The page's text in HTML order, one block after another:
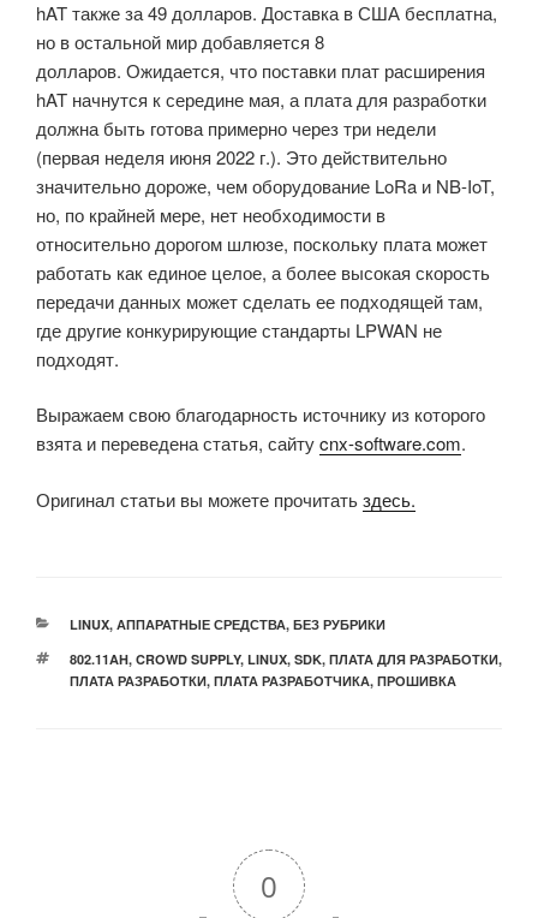
hAT также за 49 долларов. Доставка в США бесплатна,
но в остальной мир добавляется 8
долларов. Ожидается, что поставки плат расширения
hAT начнутся к середине мая, а плата для разработки
должна быть готова примерно через три недели
(первая неделя июня 2022 г.). Это действительно
значительно дороже, чем оборудование LoRa и NB-IoT,
но, по крайней мере, нет необходимости в
относительно дорогом шлюзе, поскольку плата может
работать как единое целое, а более высокая скорость
передачи данных может сделать ее подходящей там,
где другие конкурирующие стандарты LPWAN не
подходят.
Выражаем свою благодарность источнику из которого
взята и переведена статья, сайтуcnx-software.com.
Оригинал статьи вы можете прочитатьздесь.
РУБРИКИ
LINUX, АППАРАТНЫЕ СРЕДСТВА, БЕЗ РУБРИКИ
МЕТКИ
802.11AH, CROWD SUPPLY, LINUX, SDK, ПЛАТА ДЛЯ РАЗРАБОТКИ,
ПЛАТА РАЗРАБОТКИ, ПЛАТА РАЗРАБОТЧИКА, ПРОШИВКА
0